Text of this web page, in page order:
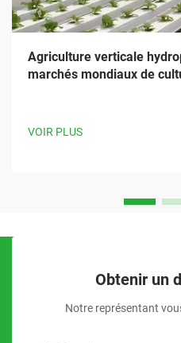
Agriculture verticale
marchés mondiaux de
VOIR PLUS
Obtenir un
Notre représentant